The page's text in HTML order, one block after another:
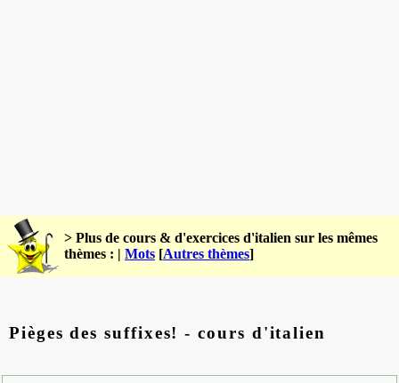
> Plus de cours & d'exercices d'italien sur les mêmes
thèmes : | Mots [Autres thèmes]
Pièges des suffixes! - cours d'italien